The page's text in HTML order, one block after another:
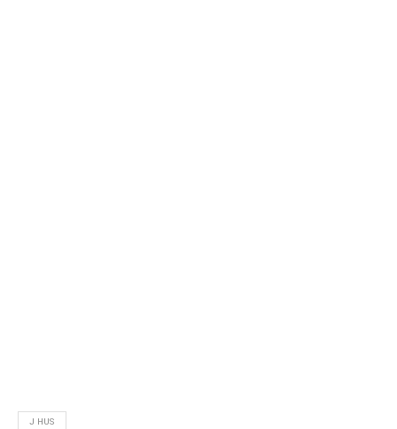
J HUS